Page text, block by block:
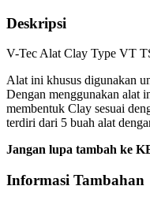
V-
tec
Knife
Plastik
VT
TS5/5
Deskripsi
V-Tec Alat Clay Type VT
Alat ini khusus digunakan
Dengan menggunakan alat
membentuk Clay sesuai
terdiri dari 5 buah alat
Jangan lupa tambah ke
Informasi Tambahan